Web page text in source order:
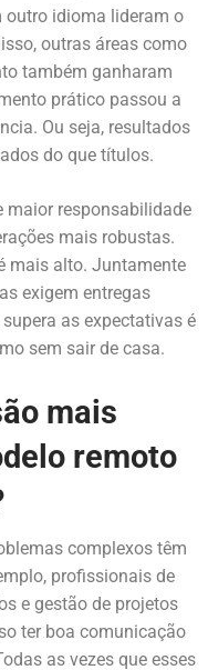
outro idioma lideram o
outras áreas como
também ganharam
prático passou a
Ou seja, resultados
do que títulos.
maior responsabilidade
mais robustas.
mais alto. Juntamente
exigem entregas
as expectativas é
sem sair de casa.
mais
remoto
complexos têm
profissionais de
e gestão de projetos
ter boa comunicação
as vezes que esses